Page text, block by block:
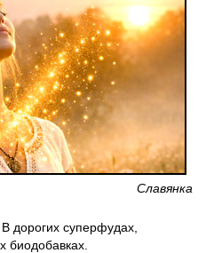
Славянка
дорогих суперфудах,
биодобавках.